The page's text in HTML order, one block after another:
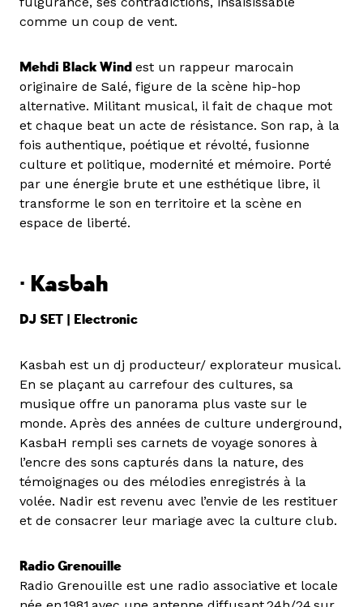
comme un coup de vent.
Mehdi Black Wind est un rappeur marocain
originaire de Salé, figure de la scène hip-hop
alternative. Militant musical, il fait de chaque mot
et chaque beat un acte de résistance. Son rap, à la
fois authentique, poétique et révolté, fusionne
culture et politique, modernité et mémoire. Porté
par une énergie brute et une esthétique libre, il
transforme le son en territoire et la scène en
espace de liberté.
· Kasbah
DJ SET | Electronic
Kasbah est un dj producteur/ explorateur musical.
En se plaçant au carrefour des cultures, sa
musique offre un panorama plus vaste sur le
monde. Après des années de culture underground,
KasbaH rempli ses carnets de voyage sonores à
l’encre des sons capturés dans la nature, des
témoignages ou des mélodies enregistrés à la
volée. Nadir est revenu avec l’envie de les restituer
et de consacrer leur mariage avec la culture club.
Radio Grenouille
Radio Grenouille est une radio associative et locale